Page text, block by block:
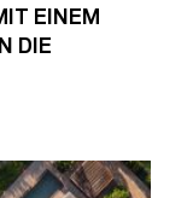
EINEM
DIE